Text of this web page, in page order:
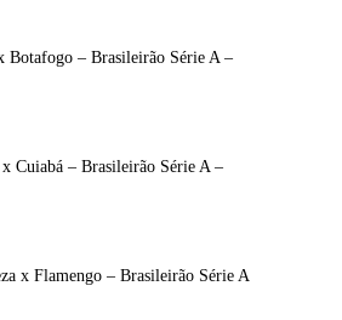
Botafogo – Brasileirão Série A –
Cuiabá – Brasileirão Série A –
x Flamengo – Brasileirão Série A